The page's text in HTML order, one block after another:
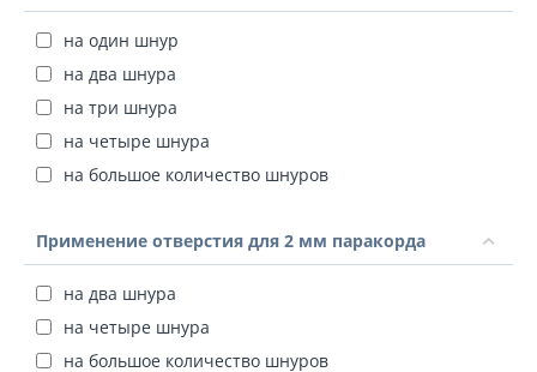
на один шнур
на два шнура
на три шнура
на четыре шнура
на большое количество шнуров
Применение отверстия для 2 мм паракорда
на два шнура
на четыре шнура
на большое количество шнуров